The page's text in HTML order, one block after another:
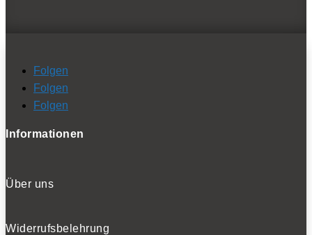
Folgen
Folgen
Folgen
Informationen
Über uns
Widerrufsbelehrung